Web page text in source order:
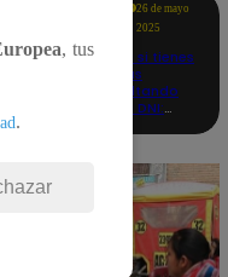
26 de mayo
2025
Revisa si tienes
deudas
consultando
con tu DNI:
, tus
.